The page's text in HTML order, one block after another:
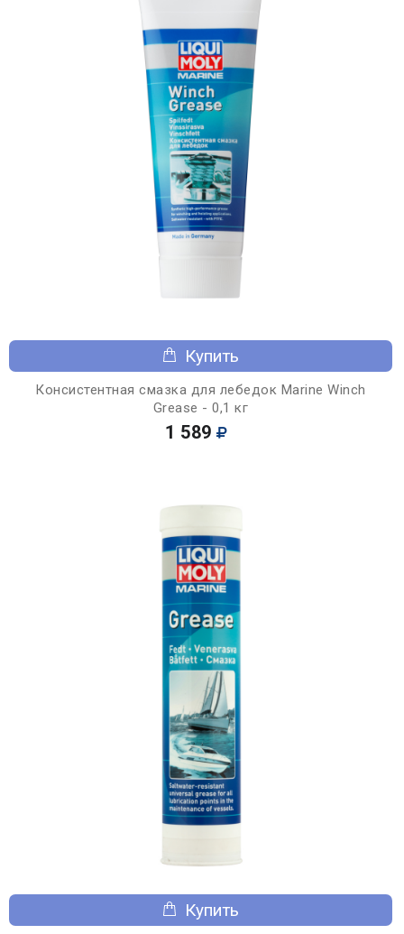
Купить
Консистентная смазка для лебедок Marine Winch
Grease - 0,1 кг
1 589
Купить